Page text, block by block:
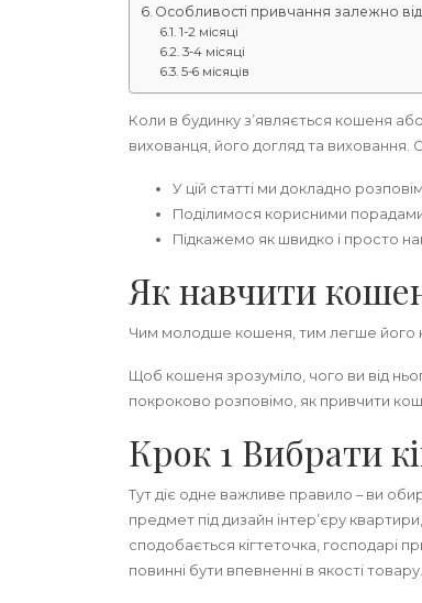
Особливості привчання залежно
1-2 місяці
3-4 місяці
5-6 місяців
Коли в будинку з’являється кошеня
вихованця, його догляд та виховання.
У цій статті ми докладно
Поділимося корисними
Підкажемо як швидко і просто
Як навчити
Чим молодше кошеня, тим легше його
Щоб кошеня зрозуміло, чого ви від
покроково розповімо, як привчити
Крок 1 Вибрати
Тут діє одне важливе правило – ви
предмет під дизайн інтер’єру
сподобається кігтеточка, господарі
повинні бути впевненні в якості товару.